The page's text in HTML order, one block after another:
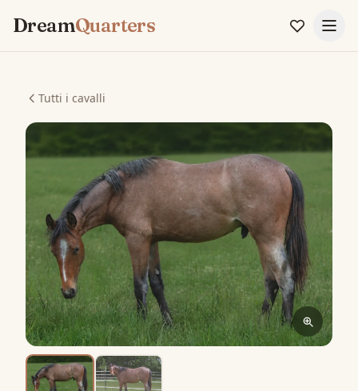
DreamQuarters
Tutti i cavalli